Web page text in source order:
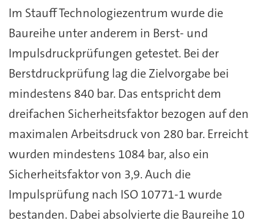
Im Stauff Technologiezentrum wurde die
Baureihe unter anderem in Berst- und
Impulsdruckprüfungen getestet. Bei der
Berstdruckprüfung lag die Zielvorgabe bei
mindestens 840 bar. Das entspricht dem
dreifachen Sicherheitsfaktor bezogen auf den
maximalen Arbeitsdruck von 280 bar. Erreicht
wurden mindestens 1084 bar, also ein
Sicherheitsfaktor von 3,9. Auch die
Impulsprüfung nach ISO 10771-1 wurde
bestanden. Dabei absolvierte die Baureihe 10